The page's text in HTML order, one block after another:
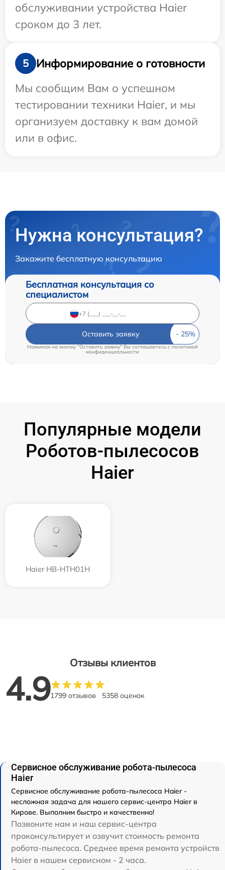
обслуживании устройства Haier
сроком до 3 лет.
5
Информирование о готовности
Мы сообщим Вам о успешном
тестировании техники Haier, и мы
организуем доставку к вам домой
или в офис.
Нужна консультация?
Закажите бесплатную консультацию
Бесплатная консультация со
специалистом
Оставить заявку
Нажимая на кнопку "Оставить заявку" Вы соглашаетесь c политикой
конфиденциальности
Популярные модели
Роботов-пылесосов
Haier
Haier HB-HTH01H
Отзывы клиентов
4.91799 отзывов 5358 оценок
Сервисное обслуживание робота-пылесоса
Haier
Сервисное обслуживание робота-пылесоса Haier -
несложная задача для нашего сервис-центра Haier в
Кирове. Выполним быстро и качественно!
Позвоните нам и наш сервис-центра
проконсультирует и озвучит стоимость ремонта
робота-пылесоса. Среднее время ремонта устройств
Haier в нашем сервисном - 2 часа.